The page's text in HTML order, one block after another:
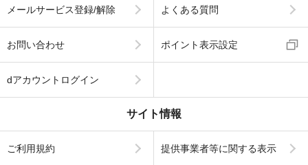
メールサービス登録/解除 よくある質問
お問い合わせ ポイント表示設定
dアカウントログイン
サイト情報
ご利用規約 提供事業者等に関する表示